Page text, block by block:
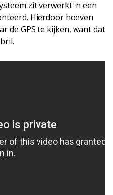
zit verwerkt in een
Hierdoor hoeven
de GPS te kijken, want dat